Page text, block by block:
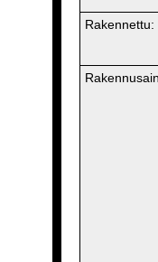
Rakennettu: